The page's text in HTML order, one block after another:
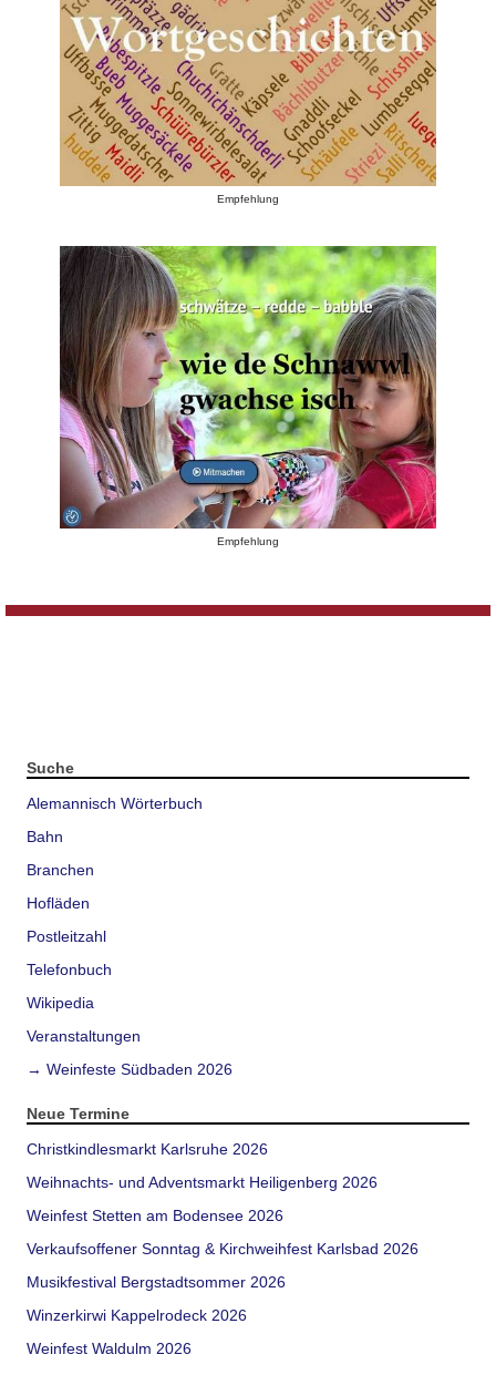
Empfehlung
Empfehlung
Suche
Alemannisch Wörterbuch
Bahn
Branchen
Hofläden
Postleitzahl
Telefonbuch
Wikipedia
Veranstaltungen
→ Weinfeste Südbaden 2026
Neue Termine
Christkindlesmarkt Karlsruhe 2026
Weihnachts- und Adventsmarkt Heiligenberg 2026
Weinfest Stetten am Bodensee 2026
Verkaufsoffener Sonntag & Kirchweihfest Karlsbad 2026
Musikfestival Bergstadtsommer 2026
Winzerkirwi Kappelrodeck 2026
Weinfest Waldulm 2026